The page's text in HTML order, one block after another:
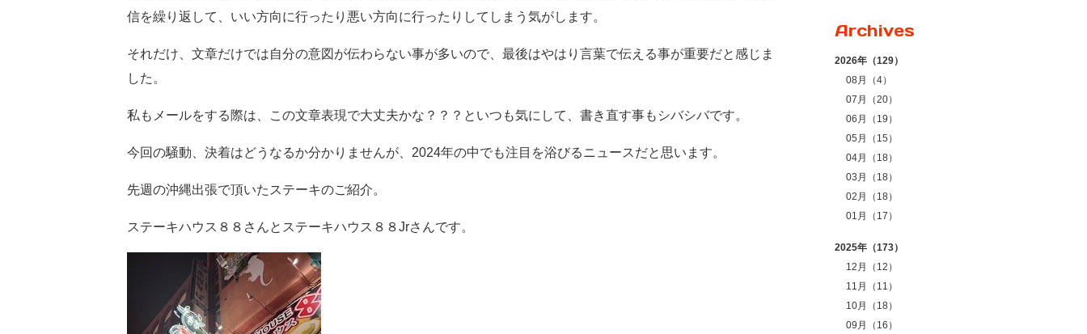
信を繰り返して、いい方向に行ったり悪い方向に行ったりしてしまう気がします。
それだけ、文章だけでは自分の意図が伝わらない事が多いので、最後はやはり言葉で伝える事が重要だと感じま
した。
私もメールをする際は、この文章表現で大丈夫かな？？？といつも気にして、書き直す事もシバシバです。
今回の騒動、決着はどうなるか分かりませんが、2024年の中でも注目を浴びるニュースだと思います。
先週の沖縄出張で頂いたステーキのご紹介。
ステーキハウス８８さんとステーキハウス８８Jrさんです。
Archives
2026年（129）
08月（4）
07月（20）
06月（19）
05月（15）
04月（18）
03月（18）
02月（18）
01月（17）
2025年（173）
12月（12）
11月（11）
10月（18）
09月（16）